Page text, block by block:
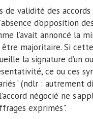
de validité des accords
d’opposition
l’avait annoncé la
majoritaire. Si
la signature d’un
ce ou ces
(ndlr : autrement
négocié ne
exprimés".